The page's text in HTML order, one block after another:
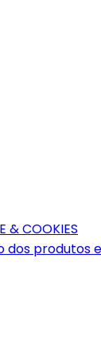
& COOKIES
dos produtos